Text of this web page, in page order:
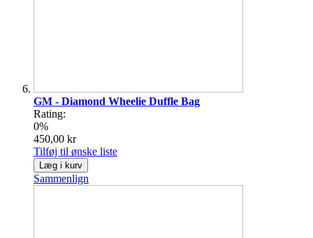
GM - Diamond Wheelie Duffle Bag
Rating:
0%
450,00 kr
Tilføj til ønske liste
Læg i kurv
Sammenlign